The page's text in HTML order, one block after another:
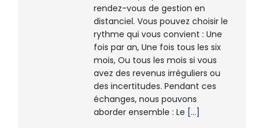
rendez-vous de gestion en
distanciel. Vous pouvez choisir le
rythme qui vous convient : Une
fois par an, Une fois tous les six
mois, Ou tous les mois si vous
avez des revenus irréguliers ou
des incertitudes. Pendant ces
échanges, nous pouvons
aborder ensemble : Le [...]